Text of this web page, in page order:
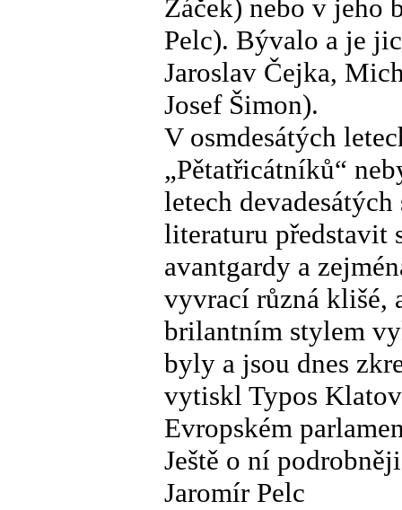
Žáček) nebo v jeho
Pelc). Bývalo a je
Jaroslav Čejka,
Josef Šimon).
V osmdesátých
„Pětatřicátníků“
letech
literaturu představit
avantgardy a
vyvrací různá klišé,
brilantním stylem
byly a jsou dnes
vytiskl Typos
Evropském
Ještě o ní
Jaromír Pelc